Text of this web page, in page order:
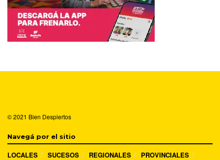
© 2021 Bien Despiertos
Navegá por el sitio
LOCALES SUCESOS REGIONALES PROVINCIALES